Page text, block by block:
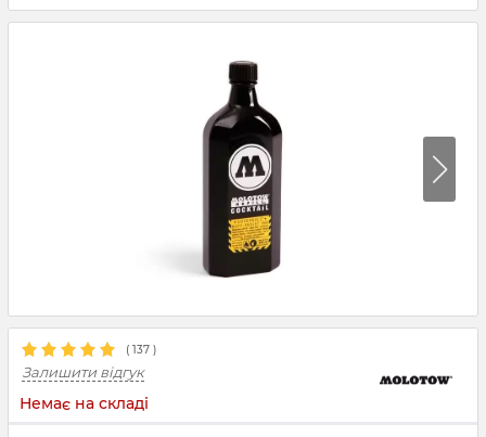
( 137 )
Залишити відгук
Немає на складі